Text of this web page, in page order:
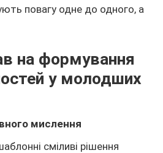
повагу одне до одного, а
на формування
у молодших
мислення
сміливі рішення